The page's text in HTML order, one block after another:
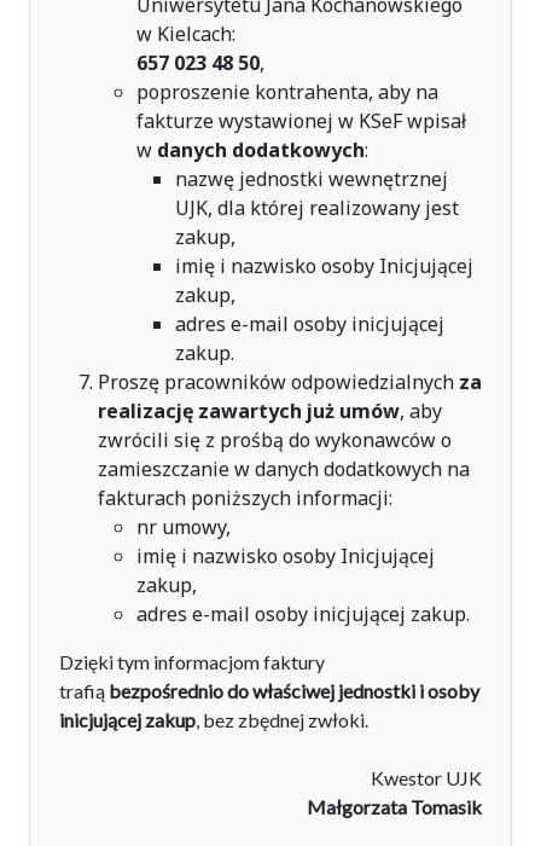
w Kielcach:
657 023 48 50,
poproszenie kontrahenta, aby na
fakturze wystawionej w KSeF wpisał
w danych dodatkowych:
nazwę jednostki wewnętrznej
UJK, dla której realizowany jest
zakup,
imię i nazwisko osoby Inicjującej
zakup,
adres e-mail osoby inicjującej
zakup.
Proszę pracowników odpowiedzialnych za
realizację zawartych już umów, aby
zwrócili się z prośbą do wykonawców o
zamieszczanie w danych dodatkowych na
fakturach poniższych informacji:
nr umowy,
imię i nazwisko osoby Inicjującej
zakup,
adres e-mail osoby inicjującej zakup.
Dzięki tym informacjom faktury
trafią bezpośrednio do właściwej jednostki i osoby
inicjującej zakup, bez zbędnej zwłoki.
Kwestor UJK
Małgorzata Tomasik